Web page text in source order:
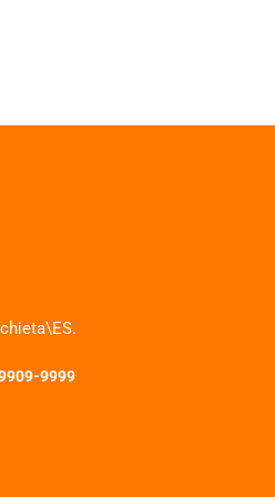
9999